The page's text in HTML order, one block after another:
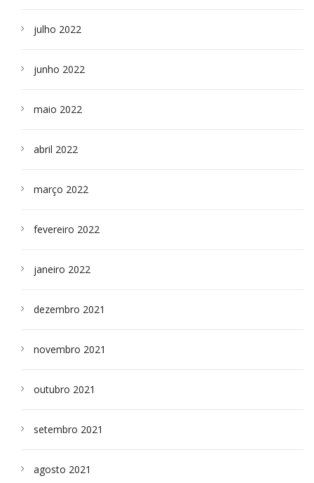
julho 2022
junho 2022
maio 2022
abril 2022
março 2022
fevereiro 2022
janeiro 2022
dezembro 2021
novembro 2021
outubro 2021
setembro 2021
agosto 2021